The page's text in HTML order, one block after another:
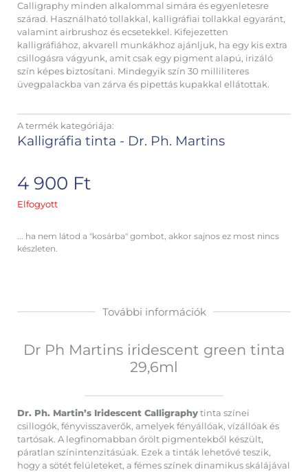
Calligraphy minden alkalommal simára és egyenletesre
szárad. Használható tollakkal, kalligráfiai tollakkal egyaránt,
valamint airbrushoz és ecsetekkel. Kifejezetten
kalligráfiához, akvarell munkákhoz ajánljuk, ha egy kis extra
csillogásra vágyunk, amit csak egy pigment alapú, irizáló
szín képes biztosítani. Mindegyik szín 30 milliliteres
üvegpalackba van zárva és pipettás kupakkal ellátottak.
A termék kategóriája:
Kalligráfia tinta - Dr. Ph. Martins
4 900 Ft
Elfogyott
... ha nem látod a "kosárba" gombot, akkor sajnos ez most nincs
készleten.
További információk
Dr Ph Martins iridescent green tinta
29,6ml
Dr. Ph. Martin’s Iridescent Calligraphy tinta színei
csillogók, fényvisszaverők, amelyek fényállóak, vízállóak és
tartósak. A legfinomabban őrölt pigmentekből készült,
páratlan színintenzitásúak. Ezek a tinták lehetővé teszik,
hogy a sötét felületeket, a fémes színek dinamikus skálájával